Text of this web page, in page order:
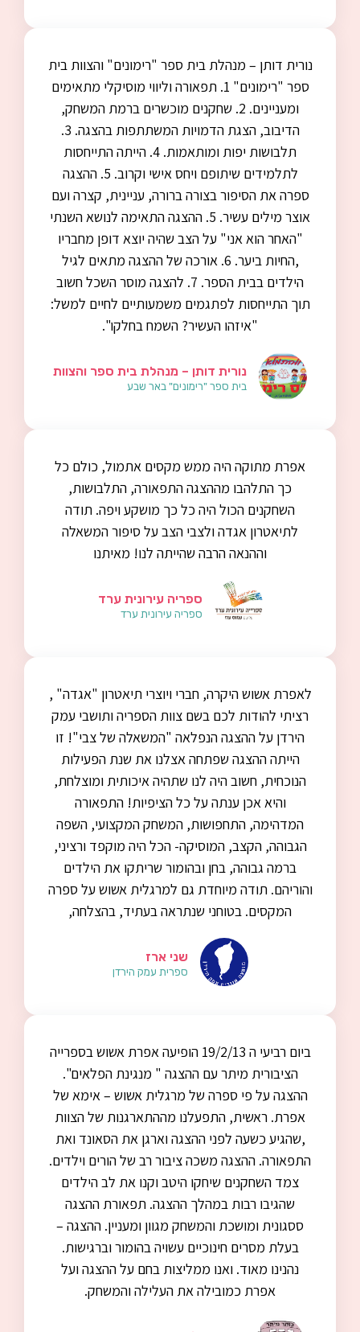
נורית דותן – מנהלת בית ספר "רימונים" והצוות בית
ספר "רימונים" 1. תפאורה וליווי מוסיקלי מתאימים
ומעניינים. 2. שחקנים מוכשרים ברמת המשחק,
הדיבוב, הצגת הדמויות המשתתפות בהצגה. 3.
תלבושות יפות ומותאמות. 4. הייתה התייחסות
לתלמידים שיתופם ויחס אישי וקרוב. 5. ההצגה
ספרה את הסיפור בצורה ברורה, עניינית, קצרה ועם
אוצר מילים עשיר. 5. ההצגה התאימה לנושא השנתי
"האחר הוא אני" על הצב שהיה יוצא דופן מחבריו
,החיות ביער. 6. אורכה של ההצגה מתאים לגיל
הילדים בבית הספר. 7. להצגה מוסר השכל חשוב
תוך התייחסות לפתגמים משמעותיים לחיים למשל:
"איזהו העשיר? השמח בחלקו".
נורית דותן – מנהלת בית ספר והצוות
בית ספר "רימונים" באר שבע
אפרת מתוקה היה ממש מקסים אתמול, כולם כל
כך התלהבו מההצגה התפאורה, התלבושות,
השחקנים הכול היה כל כך מושקע ויפה. תודה
לתיאטרון אגדה ולצבי הצב על סיפור המשאלה
וההנאה הרבה שהייתה לנו! מאיתנו
ספריה עירונית ערד
ספריה עירונית ערד
לאפרת אשוש היקרה, חברי ויוצרי תיאטרון "אגדה" ,
רציתי להודות לכם בשם צוות הספריה ותושבי עמק
הירדן על ההצגה הנפלאה "המשאלה של צבי"! זו
הייתה ההצגה שפתחה אצלנו את שנת הפעילות
הנוכחית, חשוב היה לנו שתהיה איכותית ומוצלחת,
והיא אכן ענתה על כל הציפיות! התפאורה
המדהימה, התחפושות, המשחק המקצועי, השפה
הגבוהה, הקצב, המוסיקה- הכל היה מוקפד ורציני,
ברמה גבוהה, בחן ובהומור שריתקו את הילדים
והוריהם. תודה מיוחדת גם למרגלית אשוש על ספרה
המקסים. בטוחני שנתראה בעתיד, בהצלחה,
שני ארז
ספרית עמק הירדן
ביום רביעי ה 19/2/13 הופיעה אפרת אשוש בספרייה
הציבורית מיתר עם ההצגה " מנגינת הפלאים".
ההצגה על פי ספרה של מרגלית אשוש – אימא של
אפרת. ראשית, התפעלנו מההתארגנות של הצוות
,שהגיע כשעה לפני ההצגה וארגן את הסאונד ואת
התפאורה. ההצגה משכה ציבור רב של הורים וילדים.
צמד השחקנים שיחקו היטב וקנו את לב הילדים
שהגיבו רבות במהלך ההצגה. תפאורת ההצגה
ססגונית ומושכת והמשחק מגוון ומעניין. ההצגה –
בעלת מסרים חינוכיים עשויה בהומור וברגישות.
נהנינו מאוד. ואנו ממליצות בחם על ההצגה ועל
אפרת כמובילה את העלילה והמשחק.